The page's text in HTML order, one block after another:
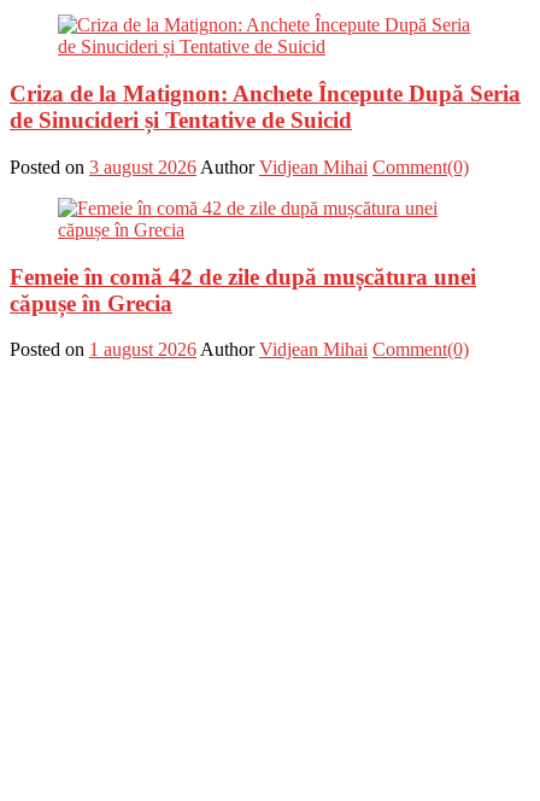
Criza de la Matignon: Anchete Începute După Seria
de Sinucideri și Tentative de Suicid
Posted on 3 august 2026 Author Vidjean Mihai Comment(0)
Femeie în comă 42 de zile după mușcătura unei
căpușe în Grecia
Posted on 1 august 2026 Author Vidjean Mihai Comment(0)